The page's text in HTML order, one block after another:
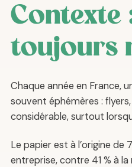
Contexte
toujours
Chaque année en France,
souvent éphémères :
considérable, surtout
Le papier est à l’origine
entreprise, contre 41 % à